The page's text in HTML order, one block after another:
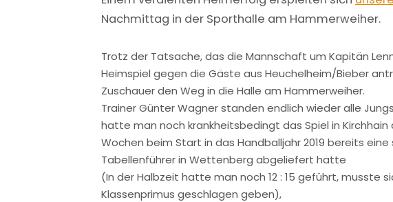
Nachmittag in der Sporthalle am Hammerweiher.
Trotz der Tatsache, das die Mannschaft um Kapitän
Heimspiel gegen die Gäste aus Heuchelheim/Bieber
Zuschauer den Weg in die Halle am Hammerweiher.
Trainer Günter Wagner standen endlich wieder alle
hatte man noch krankheitsbedingt das Spiel in
Wochen beim Start in das Handballjahr 2019 bereits
Tabellenführer in Wettenberg abgeliefert hatte
(In der Halbzeit hatte man noch 12 : 15 geführt, musste
Klassenprimus geschlagen geben),